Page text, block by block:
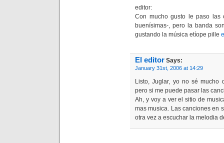
editor:
Con mucho gusto le paso las
buenísimas-, pero la banda
gustando la música etíope pille
El editor Says:
January 31st, 2006 at 14:29
Listo, Juglar, yo no sé mucho
pero si me puede pasar las
Ah, y voy a ver el sitio de
mas musica. Las canciones en
otra vez a escuchar la melodia